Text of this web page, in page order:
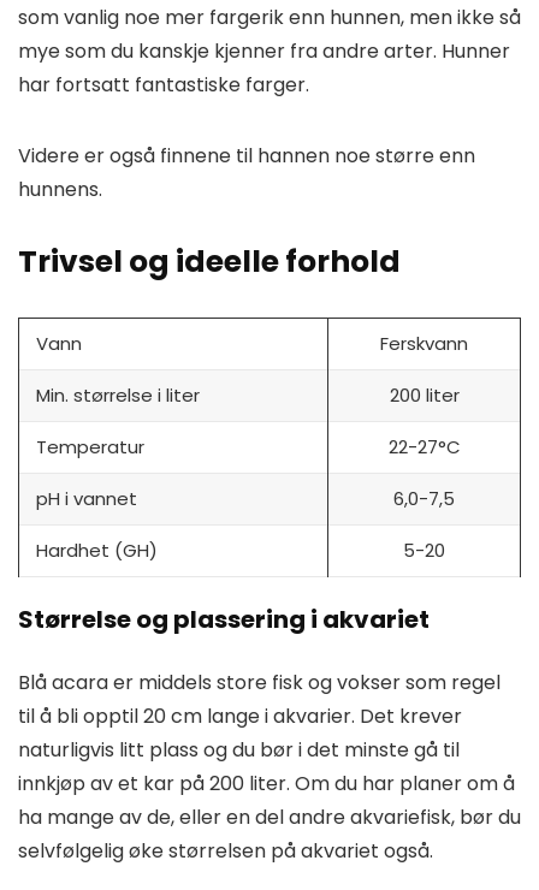
som vanlig noe mer fargerik enn hunnen, men ikke så
mye som du kanskje kjenner fra andre arter. Hunner
har fortsatt fantastiske farger.
Videre er også finnene til hannen noe større enn
hunnens.
Trivsel og ideelle forhold
Vann Ferskvann
Min. størrelse i liter 200 liter
Temperatur 22-27°C
pH i vannet 6,0-7,5
Hardhet (GH) 5-20
Størrelse og plassering i akvariet
Blå acara er middels store fisk og vokser som regel
til å bli opptil 20 cm lange i akvarier. Det krever
naturligvis litt plass og du bør i det minste gå til
innkjøp av et kar på 200 liter. Om du har planer om å
ha mange av de, eller en del andre akvariefisk, bør du
selvfølgelig øke størrelsen på akvariet også.